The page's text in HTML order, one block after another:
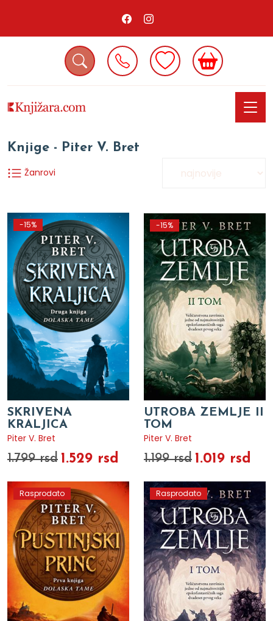
Knjige - Piter V. Bret
Žanrovi
-15%
SKRIVENA
KRALJICA
Piter V. Bret
1.799 rsd 1.529 rsd
-15%
UTROBA ZEMLJE II
TOM
Piter V. Bret
1.199 rsd 1.019 rsd
Rasprodato Rasprodato